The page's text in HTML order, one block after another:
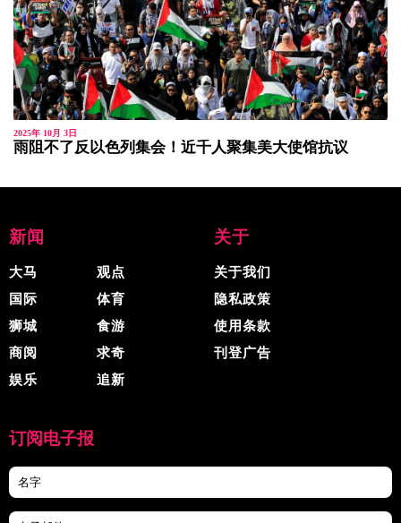
2025年 10月 3日
雨阻不了反以色列集会！近千人聚集美大使馆抗议
新闻
大马
国际
狮城
商阅
娱乐
观点
体育
食游
求奇
追新
关于
关于我们
隐私政策
使用条款
刊登广告
订阅电子报